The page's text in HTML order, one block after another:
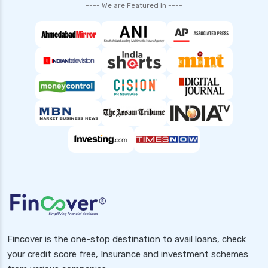
types of health insurance in india
waiting period in health insurance
health insurance
Popular Searches
Health Insurance for Diabetic Patients in India
Health Insurance for Pcod
Health Insurance for Rheumatoid Arthritis in
---- We are Featured in ----
Fincover is the one-stop destination to avail loans, check
your credit score free, Insurance and investment schemes